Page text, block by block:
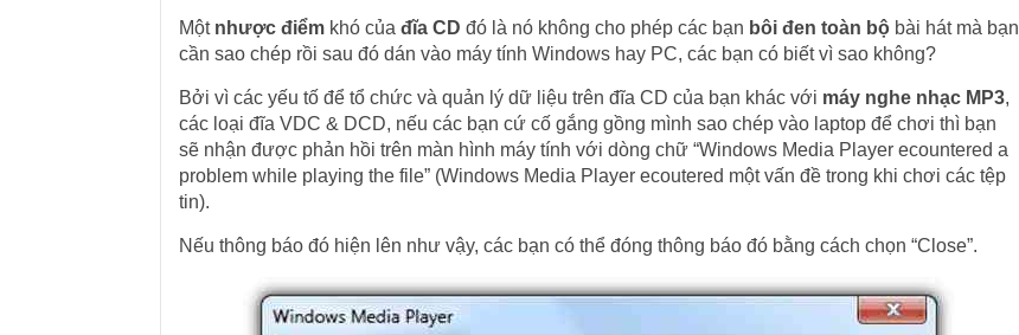
Một nhược điểmkhó của đĩa CD đó là nó không cho phép các bạn bôi đen toàn bộbài hát mà bạn
cần sao chép rồi sau đó dán vào máy tính Windows hay PC, các bạn có biết vì sao không?
Bởi vì các yếu tố để tổ chức và quản lý dữ liệu trên đĩa CD của bạn khác với máy nghe nhạc MP3,
các loại đĩa VDC & DCD, nếu các bạn cứ cố gắng gồng mình sao chép vào laptop để chơi thì bạn
sẽ nhận được phản hồi trên màn hình máy tính với dòng chữ “Windows Media Player ecountered a
problem while playing the file” (Windows Media Player ecoutered một vấn đề trong khi chơi các tệp
tin).
Nếu thông báo đó hiện lên như vậy, các bạn có thể đóng thông báo đó bằng cách chọn “Close”.